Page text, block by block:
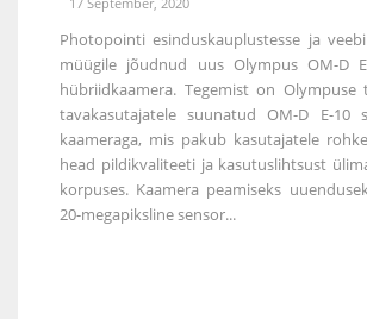
Photopointi esinduskauplustesse ja
müügile jõudnud uus Olympus OM-D
hübriidkaamera. Tegemist on Olympuse
tavakasutajatele suunatud OM-D E-10
kaameraga, mis pakub kasutajatele
head pildikvaliteeti ja kasutuslihtsust
korpuses. Kaamera peamiseks
20-megapiksline sensor...